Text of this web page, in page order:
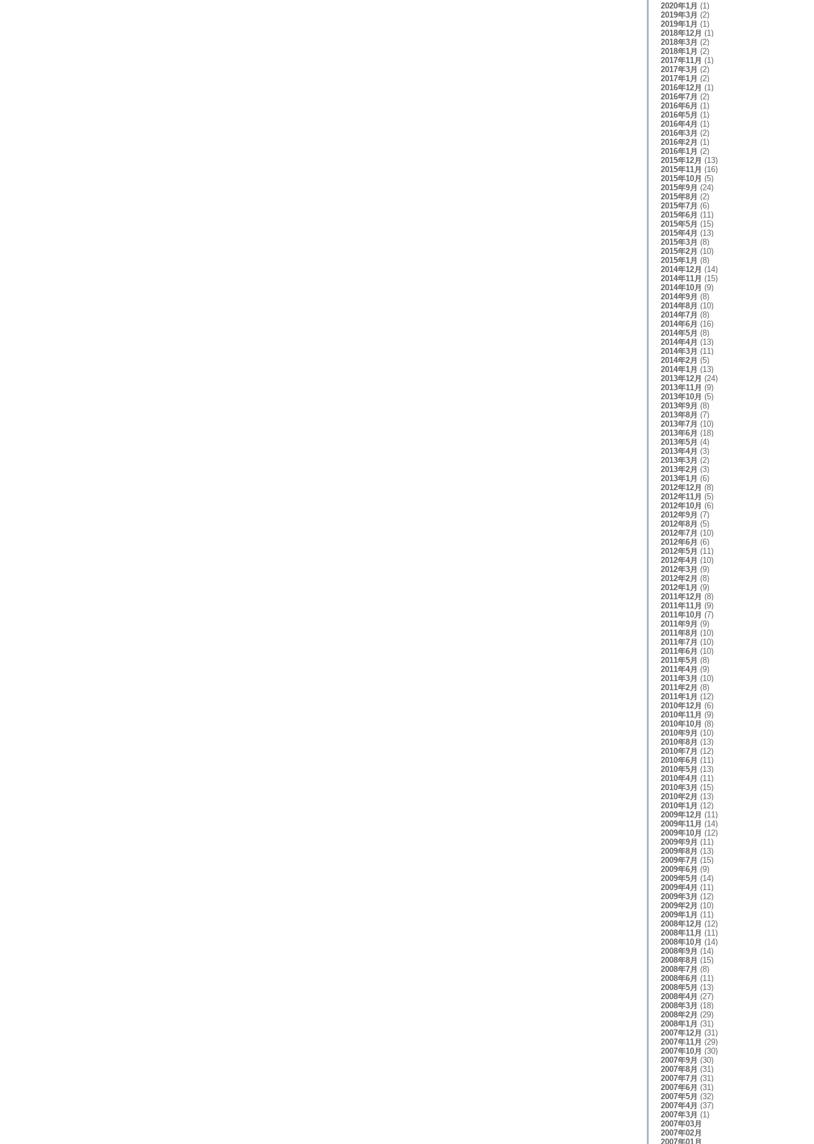
2020年1月 (1)
2019年3月 (2)
2019年1月 (1)
2018年12月 (1)
2018年3月 (2)
2018年1月 (2)
2017年11月 (1)
2017年3月 (2)
2017年1月 (2)
2016年12月 (1)
2016年7月 (2)
2016年6月 (1)
2016年5月 (1)
2016年4月 (1)
2016年3月 (2)
2016年2月 (1)
2016年1月 (2)
2015年12月 (13)
2015年11月 (16)
2015年10月 (5)
2015年9月 (24)
2015年8月 (2)
2015年7月 (6)
2015年6月 (11)
2015年5月 (15)
2015年4月 (13)
2015年3月 (8)
2015年2月 (10)
2015年1月 (8)
2014年12月 (14)
2014年11月 (15)
2014年10月 (9)
2014年9月 (8)
2014年8月 (10)
2014年7月 (8)
2014年6月 (16)
2014年5月 (8)
2014年4月 (13)
2014年3月 (11)
2014年2月 (5)
2014年1月 (13)
2013年12月 (24)
2013年11月 (9)
2013年10月 (5)
2013年9月 (8)
2013年8月 (7)
2013年7月 (10)
2013年6月 (18)
2013年5月 (4)
2013年4月 (3)
2013年3月 (2)
2013年2月 (3)
2013年1月 (6)
2012年12月 (8)
2012年11月 (5)
2012年10月 (6)
2012年9月 (7)
2012年8月 (5)
2012年7月 (10)
2012年6月 (6)
2012年5月 (11)
2012年4月 (10)
2012年3月 (9)
2012年2月 (8)
2012年1月 (9)
2011年12月 (8)
2011年11月 (9)
2011年10月 (7)
2011年9月 (9)
2011年8月 (10)
2011年7月 (10)
2011年6月 (10)
2011年5月 (8)
2011年4月 (9)
2011年3月 (10)
2011年2月 (8)
2011年1月 (12)
2010年12月 (6)
2010年11月 (9)
2010年10月 (8)
2010年9月 (10)
2010年8月 (13)
2010年7月 (12)
2010年6月 (11)
2010年5月 (13)
2010年4月 (11)
2010年3月 (15)
2010年2月 (13)
2010年1月 (12)
2009年12月 (11)
2009年11月 (14)
2009年10月 (12)
2009年9月 (11)
2009年8月 (13)
2009年7月 (15)
2009年6月 (9)
2009年5月 (14)
2009年4月 (11)
2009年3月 (12)
2009年2月 (10)
2009年1月 (11)
2008年12月 (12)
2008年11月 (11)
2008年10月 (14)
2008年9月 (14)
2008年8月 (15)
2008年7月 (8)
2008年6月 (11)
2008年5月 (13)
2008年4月 (27)
2008年3月 (18)
2008年2月 (29)
2008年1月 (31)
2007年12月 (31)
2007年11月 (29)
2007年10月 (30)
2007年9月 (30)
2007年8月 (31)
2007年7月 (31)
2007年6月 (31)
2007年5月 (32)
2007年4月 (37)
2007年3月 (1)
2007年03月
2007年02月
2007年01月